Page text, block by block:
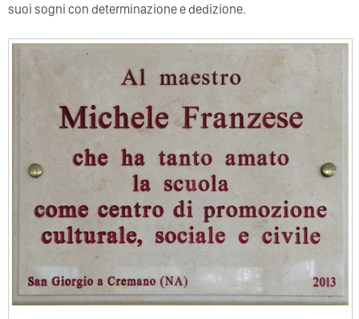
suoi sogni con determinazione e dedizione.